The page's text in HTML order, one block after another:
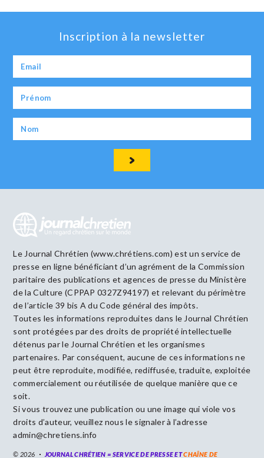
Inscription à la newsletter
Le Journal Chrétien (www.chrétiens.com) est un service de
presse en ligne bénéficiant d’un agrément de la Commission
paritaire des publications et agences de presse du Ministère
de la Culture (CPPAP 0327Z94197) et relevant du périmètre
de l’article 39 bis A du Code général des impôts.
Toutes les informations reproduites dans le Journal Chrétien
sont protégées par des droits de propriété intellectuelle
détenus par le Journal Chrétien et les organismes
partenaires. Par conséquent, aucune de ces informations ne
peut être reproduite, modifiée, rediffusée, traduite, exploitée
commercialement ou réutilisée de quelque manière que ce
soit.
Si vous trouvez une publication ou une image qui viole vos
droits d’auteur, veuillez nous le signaler à l’adresse
admin@chretiens.info
© 2026 JOURNAL CHRÉTIEN = SERVICE DE PRESSE ETCHAÎNE DE